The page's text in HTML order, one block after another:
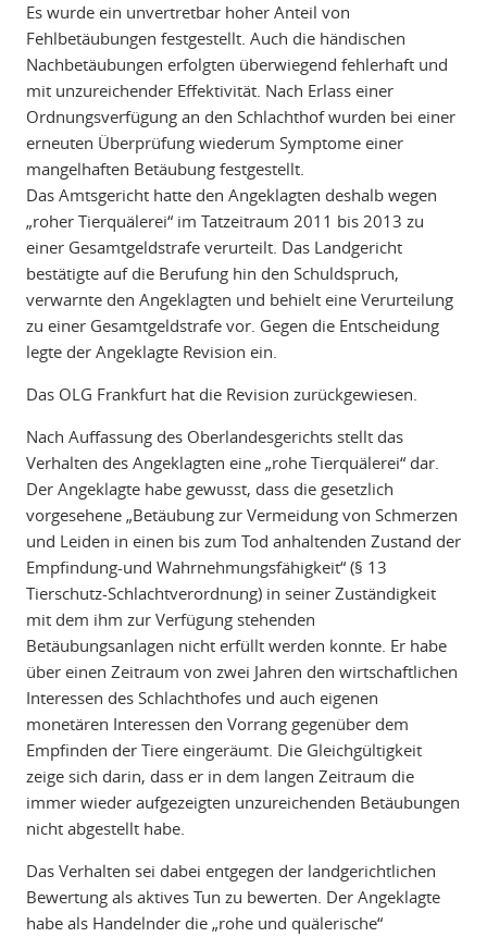
Es wurde ein unvertretbar hoher Anteil von
Fehlbetäubungen festgestellt. Auch die händischen
Nachbetäubungen erfolgten überwiegend fehlerhaft und
mit unzureichender Effektivität. Nach Erlass einer
Ordnungsverfügung an den Schlachthof wurden bei einer
erneuten Überprüfung wiederum Symptome einer
mangelhaften Betäubung festgestellt.
Das Amtsgericht hatte den Angeklagten deshalb wegen
„roher Tierquälerei“ im Tatzeitraum 2011 bis 2013 zu
einer Gesamtgeldstrafe verurteilt. Das Landgericht
bestätigte auf die Berufung hin den Schuldspruch,
verwarnte den Angeklagten und behielt eine Verurteilung
zu einer Gesamtgeldstrafe vor. Gegen die Entscheidung
legte der Angeklagte Revision ein.
Das OLG Frankfurt hat die Revision zurückgewiesen.
Nach Auffassung des Oberlandesgerichts stellt das
Verhalten des Angeklagten eine „rohe Tierquälerei“ dar.
Der Angeklagte habe gewusst, dass die gesetzlich
vorgesehene „Betäubung zur Vermeidung von Schmerzen
und Leiden in einen bis zum Tod anhaltenden Zustand der
Empfindung-und Wahrnehmungsfähigkeit“ (§ 13
Tierschutz-Schlachtverordnung) in seiner Zuständigkeit
mit dem ihm zur Verfügung stehenden
Betäubungsanlagen nicht erfüllt werden konnte. Er habe
über einen Zeitraum von zwei Jahren den wirtschaftlichen
Interessen des Schlachthofes und auch eigenen
monetären Interessen den Vorrang gegenüber dem
Empfinden der Tiere eingeräumt. Die Gleichgültigkeit
zeige sich darin, dass er in dem langen Zeitraum die
immer wieder aufgezeigten unzureichenden Betäubungen
nicht abgestellt habe.
Das Verhalten sei dabei entgegen der landgerichtlichen
Bewertung als aktives Tun zu bewerten. Der Angeklagte
habe als Handelnder die „rohe und quälerische“